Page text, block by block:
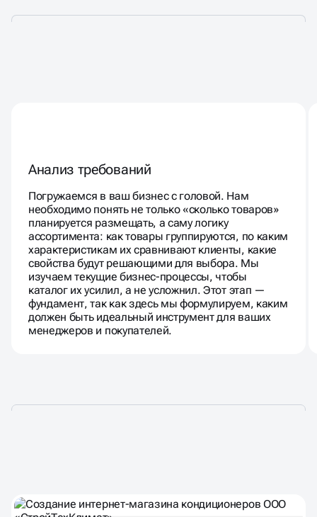
Анализ требований
Погружаемся в ваш бизнес с головой. Нам
необходимо понять не только «сколько товаров»
планируется размещать, а саму логику
ассортимента: как товары группируются, по каким
характеристикам их сравнивают клиенты, какие
свойства будут решающими для выбора. Мы
изучаем текущие бизнес-процессы, чтобы
каталог их усилил, а не усложнил. Этот этап —
фундамент, так как здесь мы формулируем, каким
должен быть идеальный инструмент для ваших
менеджеров и покупателей.